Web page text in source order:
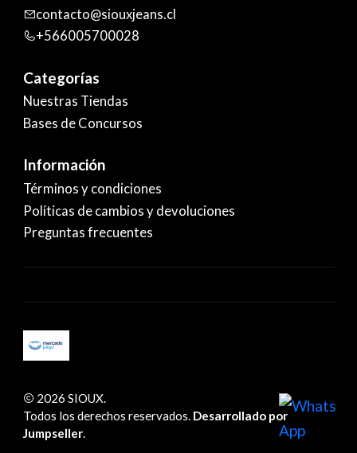
contacto@siouxjeans.cl
+566005700028
Categorías
Nuestras Tiendas
Bases de Concursos
Información
Términos y condiciones
Políticas de cambios y devoluciones
Preguntas frecuentes
2026 SIOUX.
Todos los derechos reservados. Desarrollado por
Jumpseller.